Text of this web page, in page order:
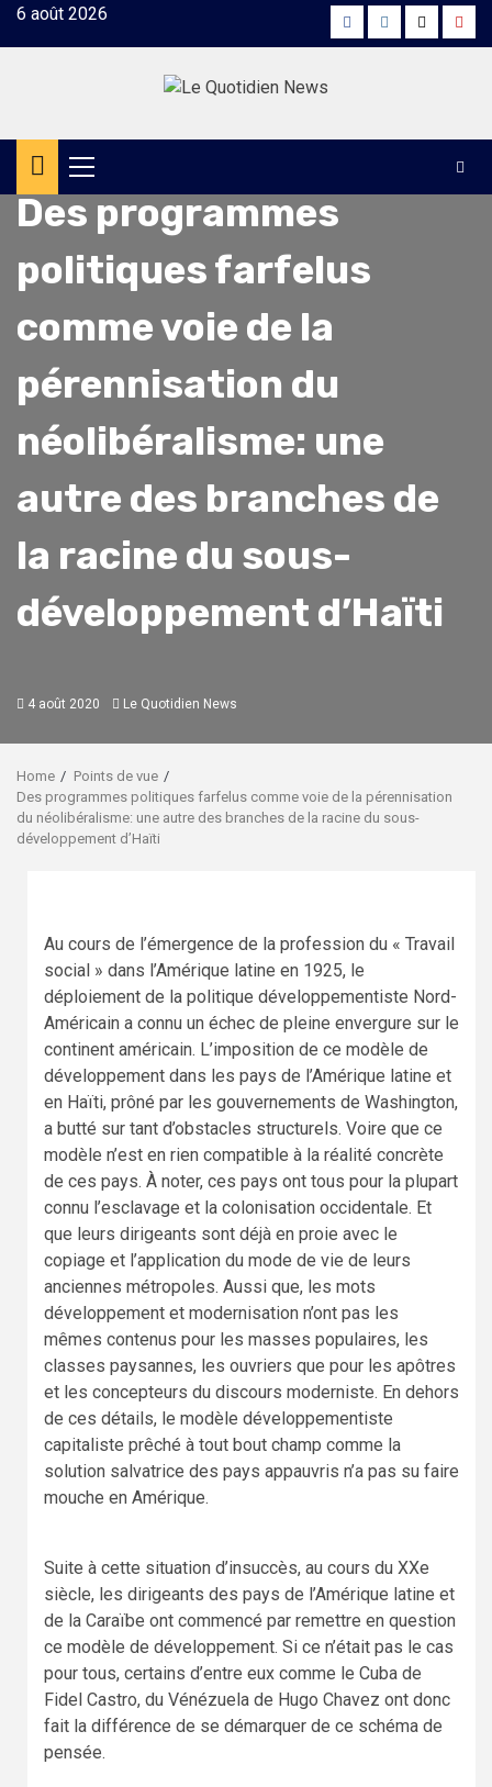
Skip6 août 2026 FacebookInstagram
Twitter
Primary
Menu
Points de vue
Des programmes
politiques farfelus
comme voie de la
pérennisation du
néolibéralisme: une
autre des branches de
la racine du sous-
développement d’Haïti
4 août 2020 Le Quotidien News
Home
Points de vue
Des programmes politiques farfelus comme voie de la pérennisation
du néolibéralisme: une autre des branches de la racine du sous-
développement d’Haïti
Au cours de l’émergence de la profession du « Travail
social » dans l’Amérique latine en 1925, le
déploiement de la politique développementiste Nord-
Américain a connu un échec de pleine envergure sur le
continent américain. L’imposition de ce modèle de
développement dans les pays de l’Amérique latine et
en Haïti, prôné par les gouvernements de Washington,
a butté sur tant d’obstacles structurels. Voire que ce
modèle n’est en rien compatible à la réalité concrète
de ces pays. À noter, ces pays ont tous pour la plupart
connu l’esclavage et la colonisation occidentale. Et
que leurs dirigeants sont déjà en proie avec le
copiage et l’application du mode de vie de leurs
anciennes métropoles. Aussi que, les mots
développement et modernisation n’ont pas les
mêmes contenus pour les masses populaires, les
classes paysannes, les ouvriers que pour les apôtres
et les concepteurs du discours moderniste. En dehors
de ces détails, le modèle développementiste
capitaliste prêché à tout bout champ comme la
solution salvatrice des pays appauvris n’a pas su faire
mouche en Amérique.
Suite à cette situation d’insuccès, au cours du XXe
siècle, les dirigeants des pays de l’Amérique latine et
de la Caraïbe ont commencé par remettre en question
ce modèle de développement. Si ce n’était pas le cas
pour tous, certains d’entre eux comme le Cuba de
Fidel Castro, du Vénézuela de Hugo Chavez ont donc
fait la différence de se démarquer de ce schéma de
pensée.